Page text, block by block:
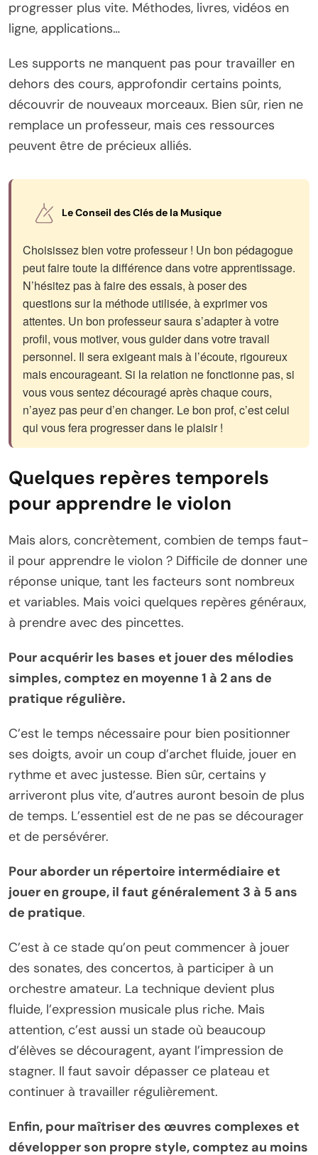
progresser plus vite. Méthodes, livres, vidéos en
ligne, applications…
Les supports ne manquent pas pour travailler en
dehors des cours, approfondir certains points,
découvrir de nouveaux morceaux. Bien sûr, rien ne
remplace un professeur, mais ces ressources
peuvent être de précieux alliés.
Le Conseil des Clés de la Musique
Choisissez bien votre professeur ! Un bon pédagogue
peut faire toute la différence dans votre apprentissage.
N’hésitez pas à faire des essais, à poser des
questions sur la méthode utilisée, à exprimer vos
attentes. Un bon professeur saura s’adapter à votre
profil, vous motiver, vous guider dans votre travail
personnel. Il sera exigeant mais à l’écoute, rigoureux
mais encourageant. Si la relation ne fonctionne pas, si
vous vous sentez découragé après chaque cours,
n’ayez pas peur d’en changer. Le bon prof, c’est celui
qui vous fera progresser dans le plaisir !
Quelques repères temporels
pour apprendre le violon
Mais alors, concrètement, combien de temps faut-
il pour apprendre le violon ? Difficile de donner une
réponse unique, tant les facteurs sont nombreux
et variables. Mais voici quelques repères généraux,
à prendre avec des pincettes.
Pour acquérir les bases et jouer des mélodies
simples, comptez en moyenne 1 à 2 ans de
pratique régulière.
C’est le temps nécessaire pour bien positionner
ses doigts, avoir un coup d’archet fluide, jouer en
rythme et avec justesse. Bien sûr, certains y
arriveront plus vite, d’autres auront besoin de plus
de temps. L’essentiel est de ne pas se décourager
et de persévérer.
Pour aborder un répertoire intermédiaire et
jouer en groupe, il faut généralement 3 à 5 ans
de pratique.
C’est à ce stade qu’on peut commencer à jouer
des sonates, des concertos, à participer à un
orchestre amateur. La technique devient plus
fluide, l’expression musicale plus riche. Mais
attention, c’est aussi un stade où beaucoup
d’élèves se découragent, ayant l’impression de
stagner. Il faut savoir dépasser ce plateau et
continuer à travailler régulièrement.
Enfin, pour maîtriser des œuvres complexes et
développer son propre style, comptez au moins